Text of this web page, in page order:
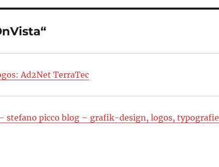
Ad2Net TerraTec
stefano picco blog – grafik-design, logos, typografie